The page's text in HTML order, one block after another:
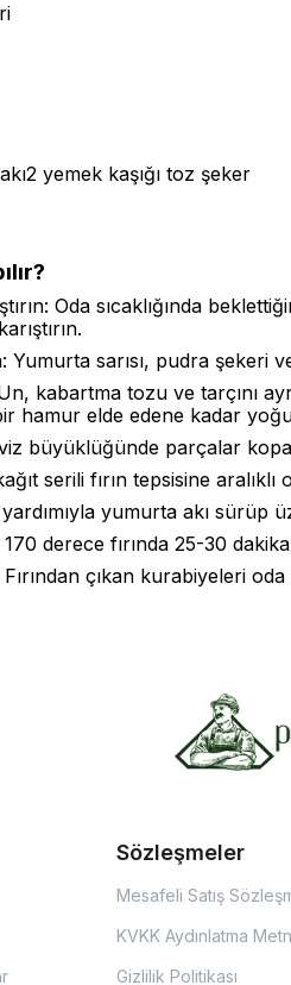
yemek kaşığı toz şeker
Oda sıcaklığında
Yumurta sarısı, pudra şekeri
Un, kabartma tozu ve
hamur elde edene kadar
büyüklüğünde parçalar
serili fırın tepsisine
yumurta akı sürüp
170 derece fırında 25-30
çıkan kurabiyeleri
Sözleşmeler
Mesafeli Satış
KVKK Aydınlatma
Gizlilik Politikası